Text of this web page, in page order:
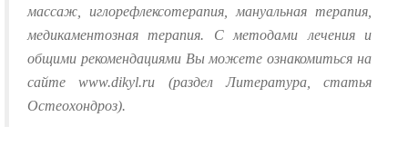
массаж, иглорефлексотерапия, мануальная терапия,
медикаментозная терапия. С методами лечения и
общими рекомендациями Вы можете ознакомиться на
сайте www.dikyl.ru (раздел Литература, статья
Остеохондроз).